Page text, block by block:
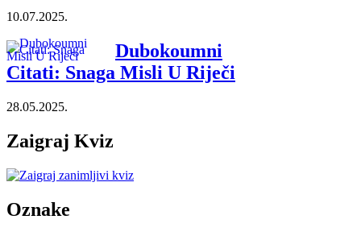
10.07.2025.
Dubokoumni
Citati: Snaga Misli U Riječi
28.05.2025.
Zaigraj Kviz
Oznake